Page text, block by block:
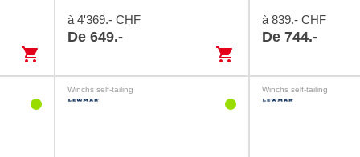
shopping_cart
cordage venant du tambour sera
pris…
à 4'369.- CHF
De 649.-
shopping_cart
sur des bateaux de
à 839.- CHF
De 744.-
Winchs self-tailing Winchs self-tailing